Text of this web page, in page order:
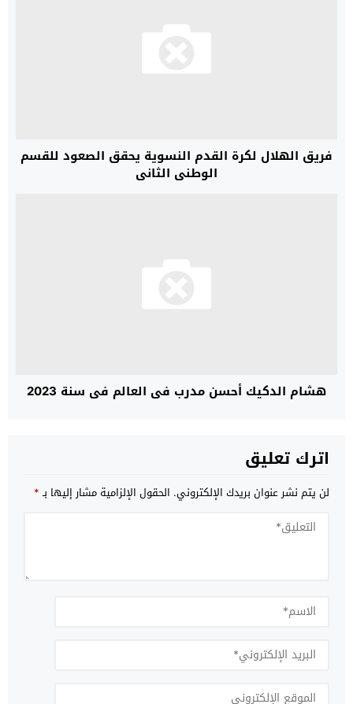
فريق الهلال لكرة القدم النسوية يحقق الصعود للقسم
الوطني الثاني
هشام الدكيك أحسن مدرب في العالم في سنة 2023
اترك تعليق
لن يتم نشر عنوان بريدك الإلكتروني. الحقول الإلزامية مشار إليها بـ*